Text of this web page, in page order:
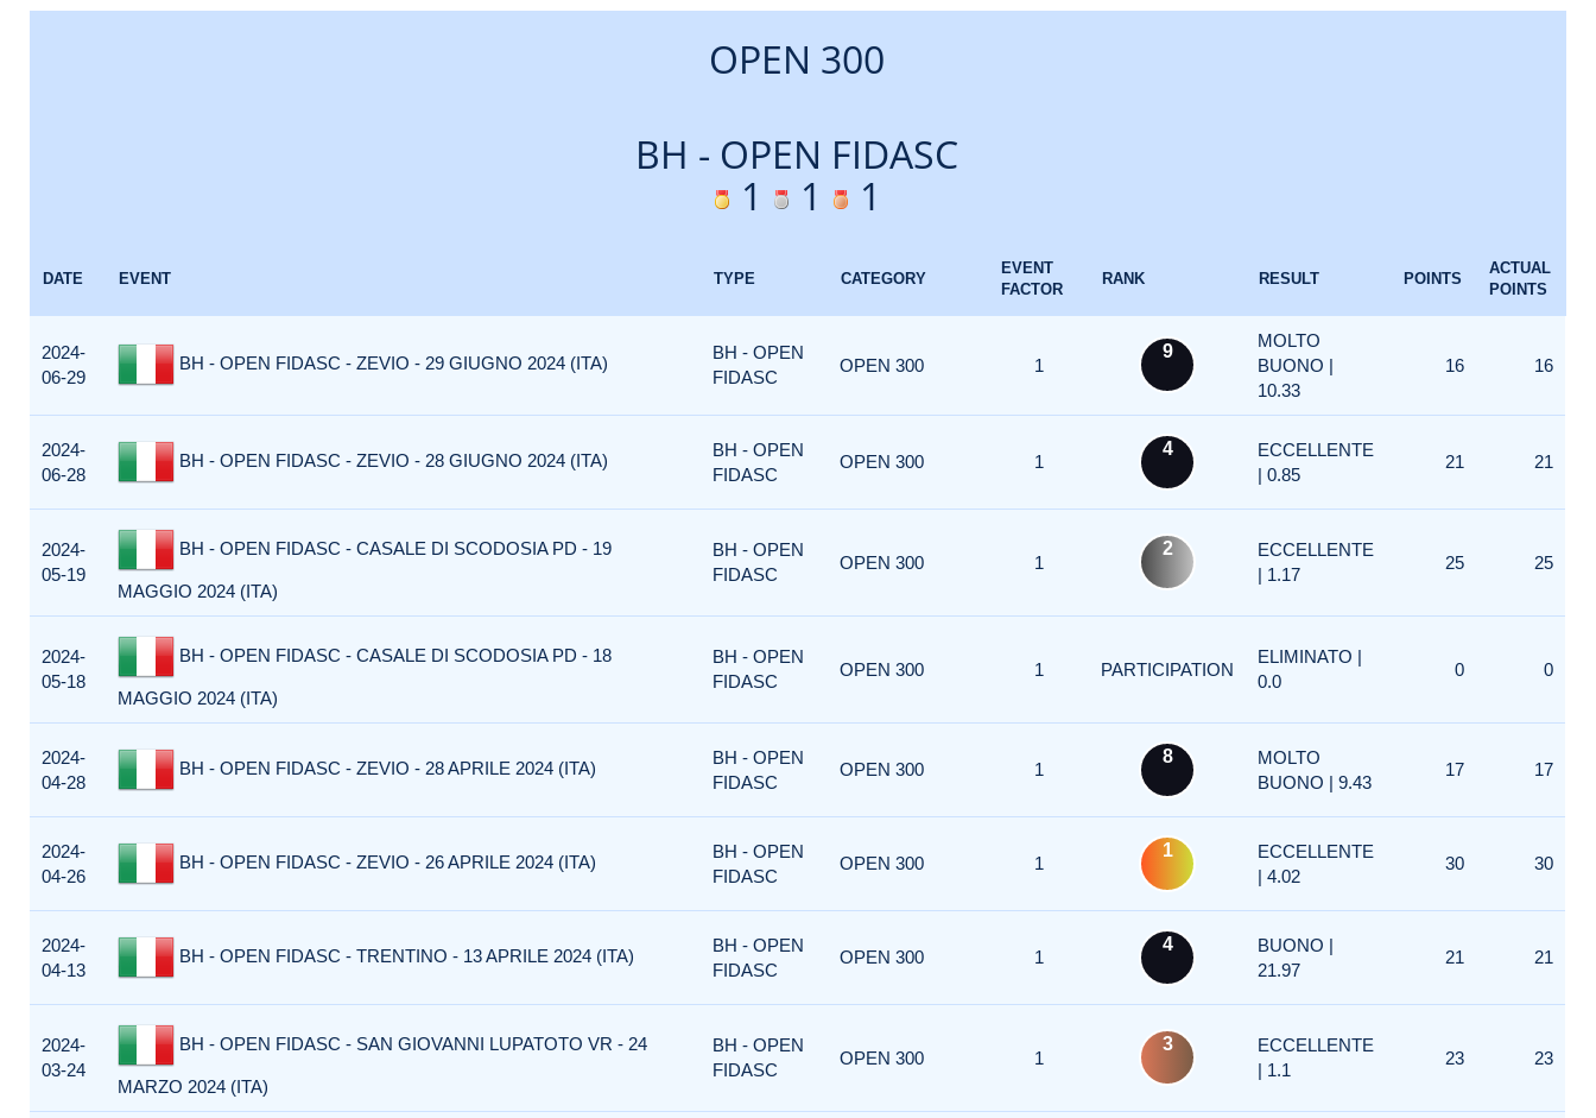
OPEN 300
BH - OPEN FIDASC
1
1 1
DATE EVENT TYPE CATEGORY
EVENT
FACTOR
RANK RESULT POINTS
ACTUAL
POINTS
2024-
06-29
BH - OPEN FIDASC - ZEVIO - 29 GIUGNO 2024 (ITA)
BH - OPEN
FIDASC
OPEN 300 1
9
MOLTO
BUONO |
10.33
16 16
2024-
06-28
BH - OPEN FIDASC - ZEVIO - 28 GIUGNO 2024 (ITA)
BH - OPEN
FIDASC
OPEN 300 1
4
ECCELLENTE
| 0.85
21 21
2024-
05-19
BH - OPEN FIDASC - CASALE DI SCODOSIA PD - 19
MAGGIO 2024 (ITA)
BH - OPEN
FIDASC
OPEN 300 1
2
ECCELLENTE
| 1.17
25 25
2024-
05-18
BH - OPEN FIDASC - CASALE DI SCODOSIA PD - 18
MAGGIO 2024 (ITA)
BH - OPEN
FIDASC
OPEN 300 1 PARTICIPATION
ELIMINATO |
0.0
0 0
2024-
04-28
BH - OPEN FIDASC - ZEVIO - 28 APRILE 2024 (ITA)
BH - OPEN
FIDASC
OPEN 300 1
8
MOLTO
BUONO | 9.43
17 17
2024-
04-26
BH - OPEN FIDASC - ZEVIO - 26 APRILE 2024 (ITA)
BH - OPEN
FIDASC
OPEN 300 1
1
ECCELLENTE
| 4.02
30 30
2024-
04-13
BH - OPEN FIDASC - TRENTINO - 13 APRILE 2024 (ITA)
BH - OPEN
FIDASC
OPEN 300 1
4
BUONO |
21.97
21 21
2024-
03-24
BH - OPEN FIDASC - SAN GIOVANNI LUPATOTO VR - 24
MARZO 2024 (ITA)
BH - OPEN
FIDASC
OPEN 300 1
3
ECCELLENTE
| 1.1
23 23